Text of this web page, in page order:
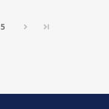
5